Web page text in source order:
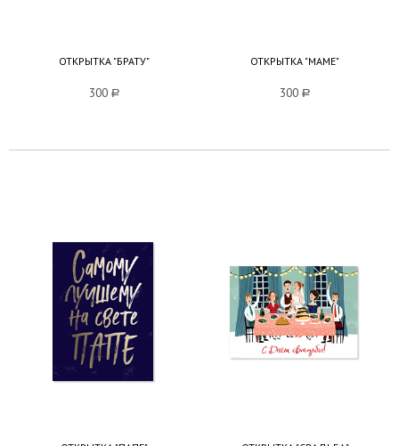
ОТКРЫТКА "БРАТУ"
300 a
ОТКРЫТКА "МАМЕ"
300 a